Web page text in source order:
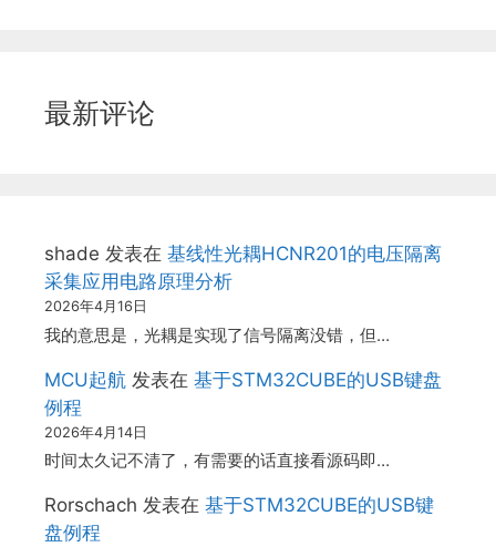
最新评论
shade 发表在 基线性光耦HCNR201的电压隔离
采集应用电路原理分析
2026年4月16日
我的意思是，光耦是实现了信号隔离没错，但…
MCU起航 发表在 基于STM32CUBE的USB键盘
例程
2026年4月14日
时间太久记不清了，有需要的话直接看源码即…
Rorschach 发表在 基于STM32CUBE的USB键
盘例程